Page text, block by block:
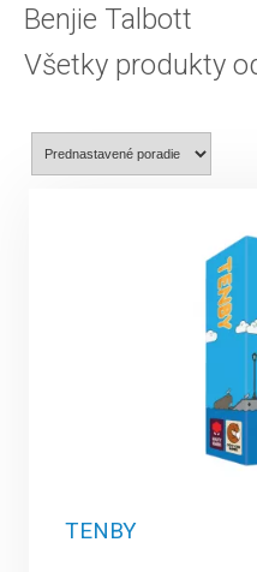
Benjie Talbott
Všetky produkty
TENBY